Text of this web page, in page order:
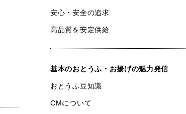
安心・安全の追求
高品質を安定供給
基本のおとうふ・お揚げの魅力発信
おとうふ豆知識
CMについて